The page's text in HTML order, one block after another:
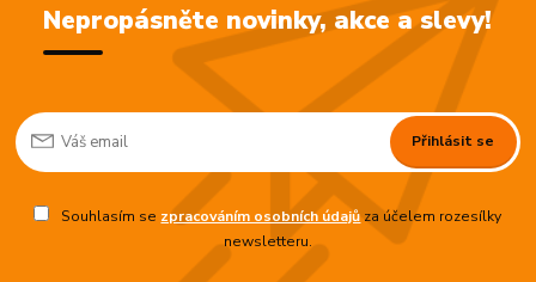
Nepropásněte novinky, akce a slevy!
Přihlásit se
Souhlasím se zpracováním osobních údajůza účelem rozesílky
newsletteru.